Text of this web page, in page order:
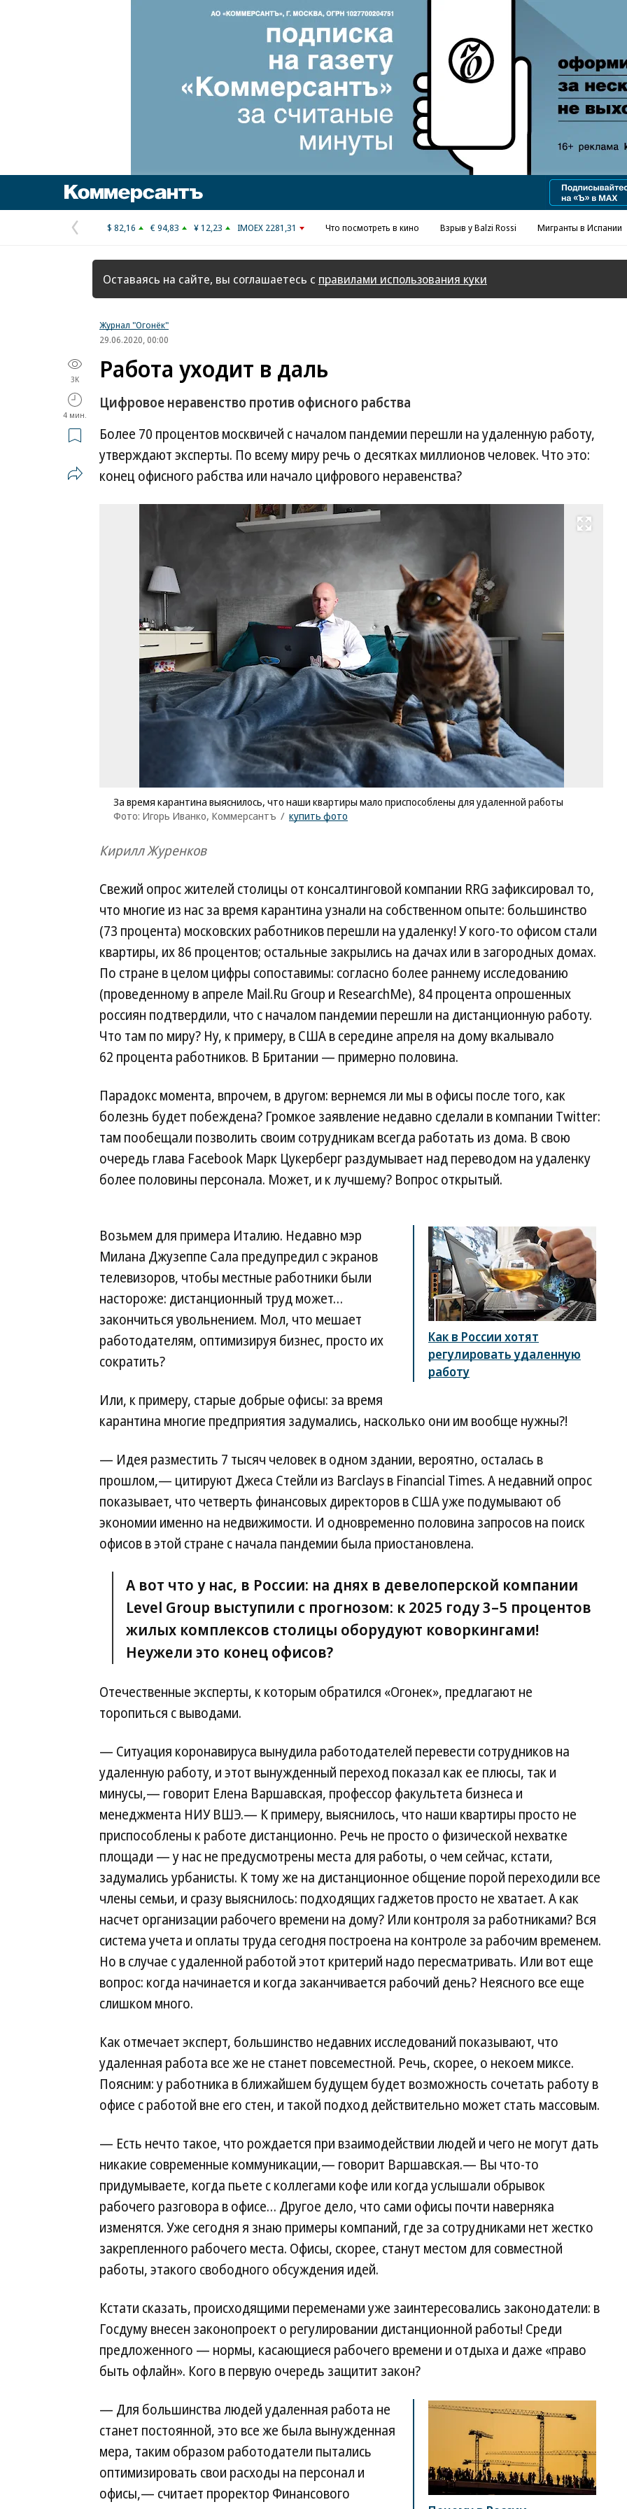
Реклама в «Ъ» www.kommersant.ru/ad
Предыдущая
страница
$ 82,16 € 94,83 ¥ 12,23 IMOEX 2281,31 Что посмотреть в кино Взрыв у Balzi Rossi Мигранты в Испании
Оставаясь на сайте, вы соглашаетесь с правилами использования куки
Журнал "Огонёк"
29.06.2020, 00:00
3K
4 мин.
Работа уходит в даль
Цифровое неравенство против офисного рабства
Более 70 процентов москвичей с началом пандемии перешли на удаленную работу,
утверждают эксперты. По всему миру речь о десятках миллионов человек. Что это:
конец офисного рабства или начало цифрового неравенства?
Развернуть на весь экран
За время карантина выяснилось, что наши квартиры мало приспособлены для удаленной работы
Фото: Игорь Иванко, Коммерсантъ / купить фото
Кирилл Журенков
Свежий опрос жителей столицы от консалтинговой компании RRG зафиксировал то,
что многие из нас за время карантина узнали на собственном опыте: большинство
(73 процента) московских работников перешли на удаленку! У кого-то офисом стали
квартиры, их 86 процентов; остальные закрылись на дачах или в загородных домах.
По стране в целом цифры сопоставимы: согласно более раннему исследованию
(проведенному в апреле Mail.Ru Group и ResearchMe), 84 процента опрошенных
россиян подтвердили, что с началом пандемии перешли на дистанционную работу.
Что там по миру? Ну, к примеру, в США в середине апреля на дому вкалывало
62 процента работников. В Британии — примерно половина.
Парадокс момента, впрочем, в другом: вернемся ли мы в офисы после того, как
болезнь будет побеждена? Громкое заявление недавно сделали в компании Twitter:
там пообещали позволить своим сотрудникам всегда работать из дома. В свою
очередь глава Facebook Марк Цукерберг раздумывает над переводом на удаленку
более половины персонала. Может, и к лучшему? Вопрос открытый.
Как в России хотят
регулировать удаленную
работу
Возьмем для примера Италию. Недавно мэр
Милана Джузеппе Сала предупредил с экранов
телевизоров, чтобы местные работники были
настороже: дистанционный труд может…
закончиться увольнением. Мол, что мешает
работодателям, оптимизируя бизнес, просто их
сократить?
Или, к примеру, старые добрые офисы: за время
карантина многие предприятия задумались, насколько они им вообще нужны?!
— Идея разместить 7 тысяч человек в одном здании, вероятно, осталась в
прошлом,— цитируют Джеса Стейли из Barclays в Financial Times. А недавний опрос
показывает, что четверть финансовых директоров в США уже подумывают об
экономии именно на недвижимости. И одновременно половина запросов на поиск
офисов в этой стране с начала пандемии была приостановлена.
А вот что у нас, в России: на днях в девелоперской компании
Level Group выступили с прогнозом: к 2025 году 3–5 процентов
жилых комплексов столицы оборудуют коворкингами!
Неужели это конец офисов?
Отечественные эксперты, к которым обратился «Огонек», предлагают не
торопиться с выводами.
— Ситуация коронавируса вынудила работодателей перевести сотрудников на
удаленную работу, и этот вынужденный переход показал как ее плюсы, так и
минусы,— говорит Елена Варшавская, профессор факультета бизнеса и
менеджмента НИУ ВШЭ.— К примеру, выяснилось, что наши квартиры просто не
приспособлены к работе дистанционно. Речь не просто о физической нехватке
площади — у нас не предусмотрены места для работы, о чем сейчас, кстати,
задумались урбанисты. К тому же на дистанционное общение порой переходили все
члены семьи, и сразу выяснилось: подходящих гаджетов просто не хватает. А как
насчет организации рабочего времени на дому? Или контроля за работниками? Вся
система учета и оплаты труда сегодня построена на контроле за рабочим временем.
Но в случае с удаленной работой этот критерий надо пересматривать. Или вот еще
вопрос: когда начинается и когда заканчивается рабочий день? Неясного все еще
слишком много.
Как отмечает эксперт, большинство недавних исследований показывают, что
удаленная работа все же не станет повсеместной. Речь, скорее, о некоем миксе.
Поясним: у работника в ближайшем будущем будет возможность сочетать работу в
офисе с работой вне его стен, и такой подход действительно может стать массовым.
— Есть нечто такое, что рождается при взаимодействии людей и чего не могут дать
никакие современные коммуникации,— говорит Варшавская.— Вы что-то
придумываете, когда пьете с коллегами кофе или когда услышали обрывок
рабочего разговора в офисе… Другое дело, что сами офисы почти наверняка
изменятся. Уже сегодня я знаю примеры компаний, где за сотрудниками нет жестко
закрепленного рабочего места. Офисы, скорее, станут местом для совместной
работы, этакого свободного обсуждения идей.
Кстати сказать, происходящими переменами уже заинтересовались законодатели: в
Госдуму внесен законопроект о регулировании дистанционной работы! Среди
предложенного — нормы, касающиеся рабочего времени и отдыха и даже «право
быть офлайн». Кого в первую очередь защитит закон?
— Для большинства людей удаленная работа не
станет постоянной, это все же была вынужденная
мера, таким образом работодатели пытались
оптимизировать свои расходы на персонал и
офисы,— считает проректор Финансового